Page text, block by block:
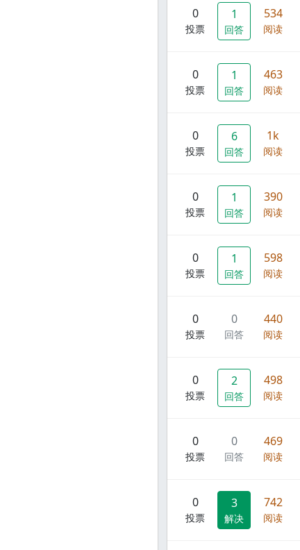
0
投票
1
回答
534
阅读
0
投票
1
回答
463
阅读
0
投票
6
回答
1k
阅读
0
投票
1
回答
390
阅读
0
投票
1
回答
598
阅读
0
投票
0
回答
440
阅读
0
投票
2
回答
498
阅读
0
投票
0
回答
469
阅读
0
投票
3
解决
742
阅读